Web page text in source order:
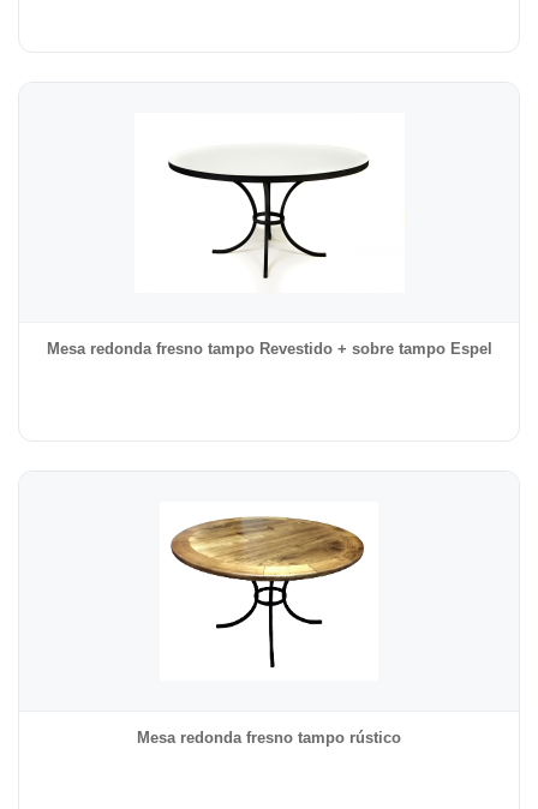
Mesa redonda fresno tampo Revestido + sobre tampo Espel
Mesa redonda fresno tampo rústico